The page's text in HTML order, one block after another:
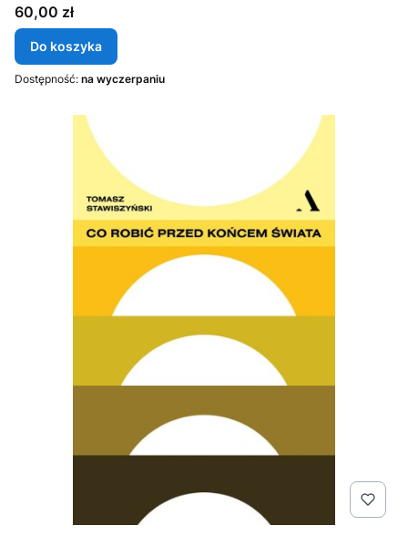
Cena
60,00 zł
Do koszyka
Dostępność: na wyczerpaniu